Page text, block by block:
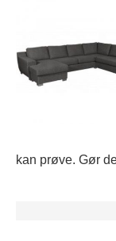
kan prøve. Gør